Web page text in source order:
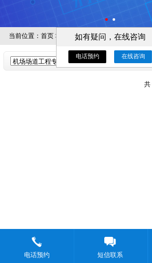
当前位置： 首页> 技术服务>专业承包资质>机场
共
电话预约 短信联系
如有疑问，在线咨询
电话预约 在线咨询